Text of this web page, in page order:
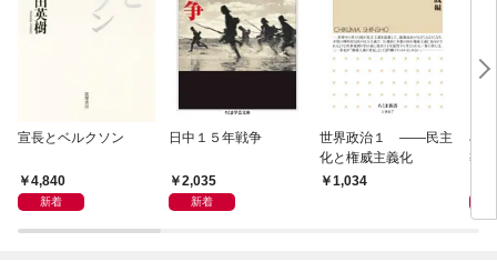
宣長とベルクソン
4,840
新着
日中１５年戦争
2,035
新着
世界政治１ ――民主
化と権威主義化
1,034
石
導